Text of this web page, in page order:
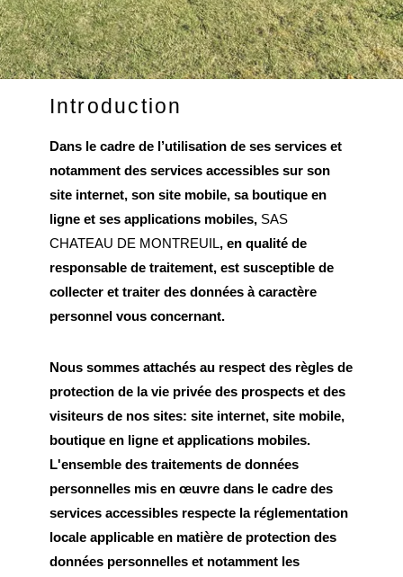
Introduction
Dans le cadre de l’utilisation de ses services et
notamment des services accessibles sur son
site internet, son site mobile, sa boutique en
ligne et ses applications mobiles, SAS
CHATEAU DE MONTREUIL, en qualité de
responsable de traitement, est susceptible de
collecter et traiter des données à caractère
personnel vous concernant.
Nous sommes attachés au respect des règles de
protection de la vie privée des prospects et des
visiteurs de nos sites: site internet, site mobile,
boutique en ligne et applications mobiles.
L'ensemble des traitements de données
personnelles mis en œuvre dans le cadre des
services accessibles respecte la réglementation
locale applicable en matière de protection des
données personnelles et notamment les